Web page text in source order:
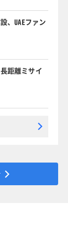
、UAEファン
距離ミサイ